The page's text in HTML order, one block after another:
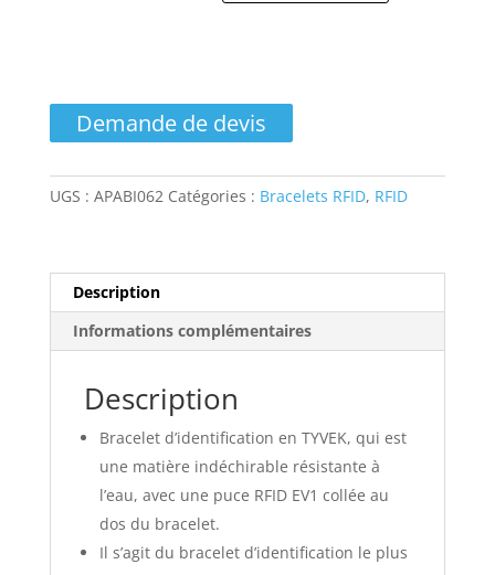
de
Bracelet
Tyvek
19mm
avec
puce
RFID
EV1
-
Demande de devis
UGS : APABI062 Catégories : Bracelets RFID, RFID
Description
Informations complémentaires
Description
Bracelet d’identification en TYVEK, qui est
une matière indéchirable résistante à
l’eau, avec une puce RFID EV1 collée au
dos du bracelet.
Il s’agit du bracelet d’identification le plus